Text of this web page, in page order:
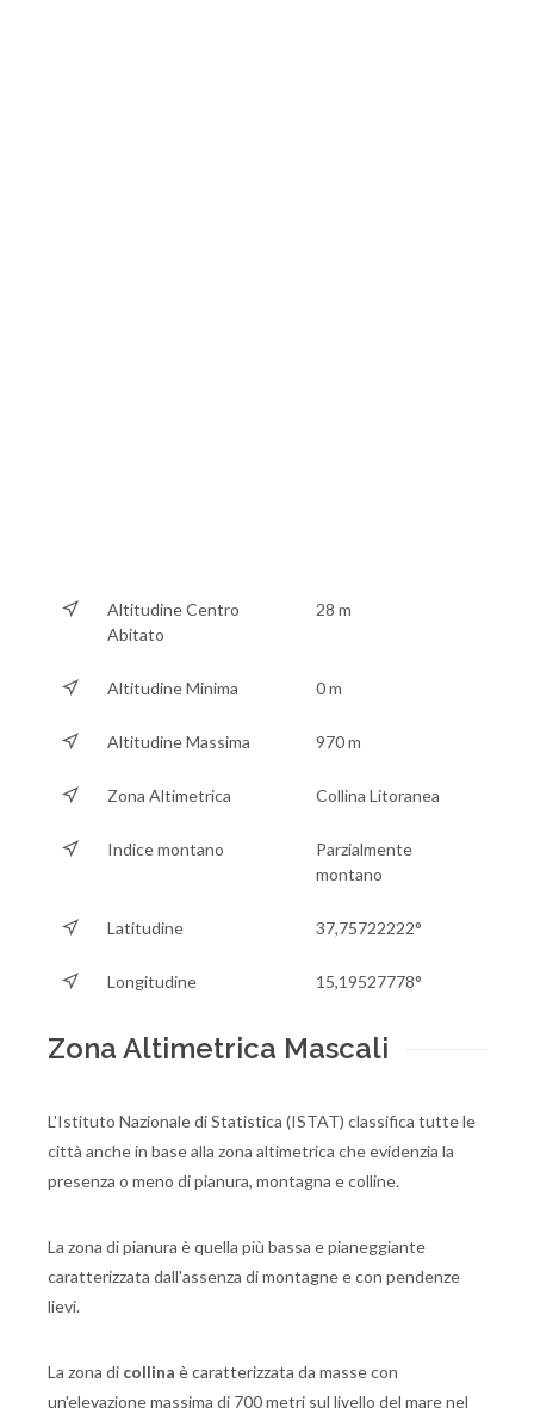
Altitudine Centro
Abitato
28 m
Altitudine Minima 0 m
Altitudine Massima 970 m
Zona Altimetrica Collina Litoranea
Indice montano
Parzialmente
montano
Latitudine 37,75722222°
Longitudine 15,19527778°
Zona Altimetrica Mascali
L'Istituto Nazionale di Statistica (ISTAT) classifica tutte le
città anche in base alla zona altimetrica che evidenzia la
presenza o meno di pianura, montagna e colline.
La zona di pianura è quella più bassa e pianeggiante
caratterizzata dall'assenza di montagne e con pendenze
lievi.
La zona di collina è caratterizzata da masse con
un'elevazione massima di 700 metri sul livello del mare nel